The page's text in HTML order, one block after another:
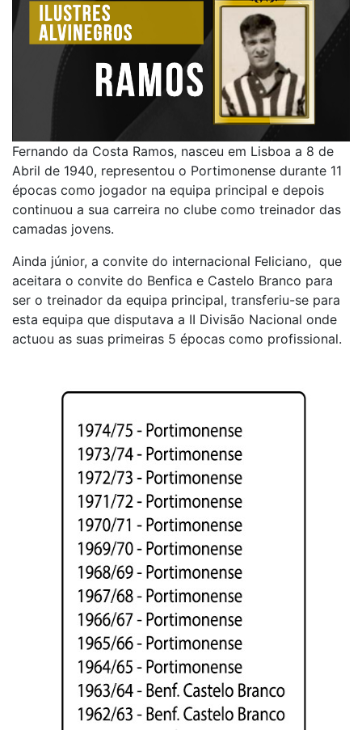
Fernando da Costa Ramos, nasceu em Lisboa a 8 de
Abril de 1940, representou o Portimonense durante 11
épocas como jogador na equipa principal e depois
continuou a sua carreira no clube como treinador das
camadas jovens.
Ainda júnior, a convite do internacional Feliciano, que
aceitara o convite do Benfica e Castelo Branco para
ser o treinador da equipa principal, transferiu-se para
esta equipa que disputava a II Divisão Nacional onde
actuou as suas primeiras 5 épocas como profissional.